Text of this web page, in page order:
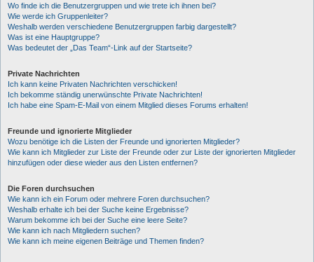
Wo finde ich die Benutzergruppen und wie trete ich ihnen bei?
Wie werde ich Gruppenleiter?
Weshalb werden verschiedene Benutzergruppen farbig dargestellt?
Was ist eine Hauptgruppe?
Was bedeutet der „Das Team“-Link auf der Startseite?
Private Nachrichten
Ich kann keine Privaten Nachrichten verschicken!
Ich bekomme ständig unerwünschte Private Nachrichten!
Ich habe eine Spam-E-Mail von einem Mitglied dieses Forums erhalten!
Freunde und ignorierte Mitglieder
Wozu benötige ich die Listen der Freunde und ignorierten Mitglieder?
Wie kann ich Mitglieder zur Liste der Freunde oder zur Liste der ignorierten Mitglieder
hinzufügen oder diese wieder aus den Listen entfernen?
Die Foren durchsuchen
Wie kann ich ein Forum oder mehrere Foren durchsuchen?
Weshalb erhalte ich bei der Suche keine Ergebnisse?
Warum bekomme ich bei der Suche eine leere Seite?
Wie kann ich nach Mitgliedern suchen?
Wie kann ich meine eigenen Beiträge und Themen finden?